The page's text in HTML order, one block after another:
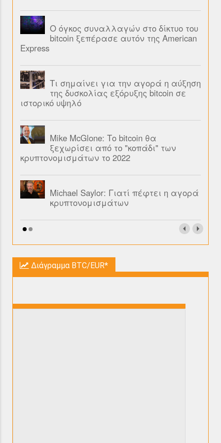
Ο όγκος συναλλαγών στο δίκτυο του
bitcoin ξεπέρασε αυτόν της American
Express
Τι σημαίνει για την αγορά η αύξηση
της δυσκολίας εξόρυξης bitcoin σε
ιστορικό υψηλό
Mike McGlone: Το bitcoin θα
ξεχωρίσει από το "κοπάδι" των
κρυπτονομισμάτων το 2022
Michael Saylor: Γιατί πέφτει η αγορά
κρυπτονομισμάτων
Διάγραμμα BTC/EUR*